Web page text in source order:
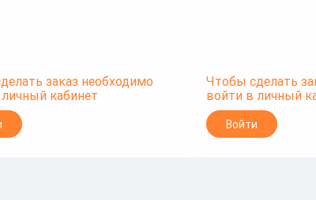
заказ необходимо
кабинет
Чтобы сделать
войти в личный
Войти